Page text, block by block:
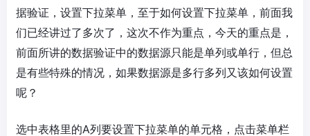
据验证，设置下拉菜单，至于如何设置下拉菜单，前面我
们已经讲过了多次了，这次不作为重点，今天的重点是，
前面所讲的数据验证中的数据源只能是单列或单行，但总
是有些特殊的情况，如果数据源是多行多列又该如何设置
呢？
选中表格里的A列要设置下拉菜单的单元格，点击菜单栏